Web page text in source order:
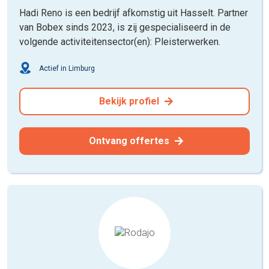
Hadi Reno is een bedrijf afkomstig uit Hasselt. Partner
van Bobex sinds 2023, is zij gespecialiseerd in de
volgende activiteitensector(en): Pleisterwerken.
Actief in Limburg
Bekijk profiel
Ontvang offertes